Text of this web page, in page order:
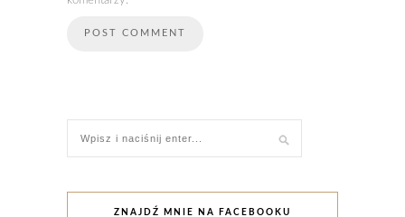
ZNAJDŹ MNIE NA FACEBOOKU